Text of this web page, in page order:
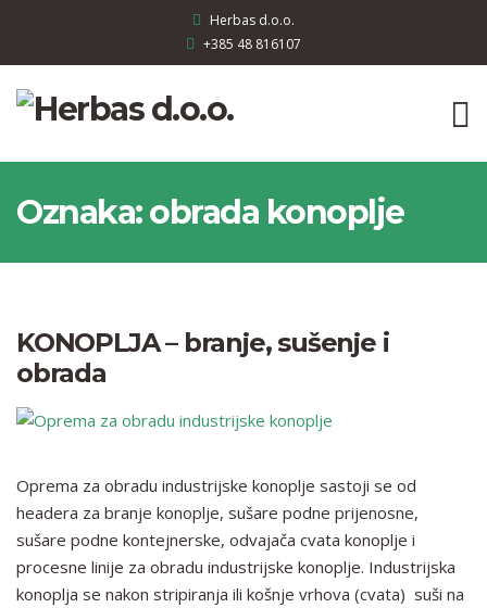
Herbas d.o.o.
+385 48 816107
Oznaka:obrada konoplje
KONOPLJA – branje, sušenje i
obrada
Oprema za obradu industrijske konoplje sastoji se od
headera za branje konoplje, sušare podne prijenosne,
sušare podne kontejnerske, odvajača cvata konoplje i
procesne linije za obradu industrijske konoplje. Industrijska
konoplja se nakon stripiranja ili košnje vrhova (cvata) suši na